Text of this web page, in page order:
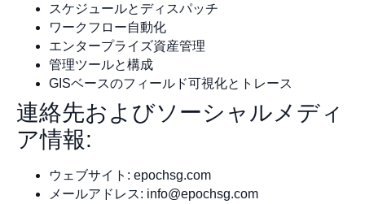
スケジュールとディスパッチ
ワークフロー自動化
エンタープライズ資産管理
管理ツールと構成
GISベースのフィールド可視化とトレース
連絡先およびソーシャルメディ
ア情報:
ウェブサイト: epochsg.com
メールアドレス: info@epochsg.com